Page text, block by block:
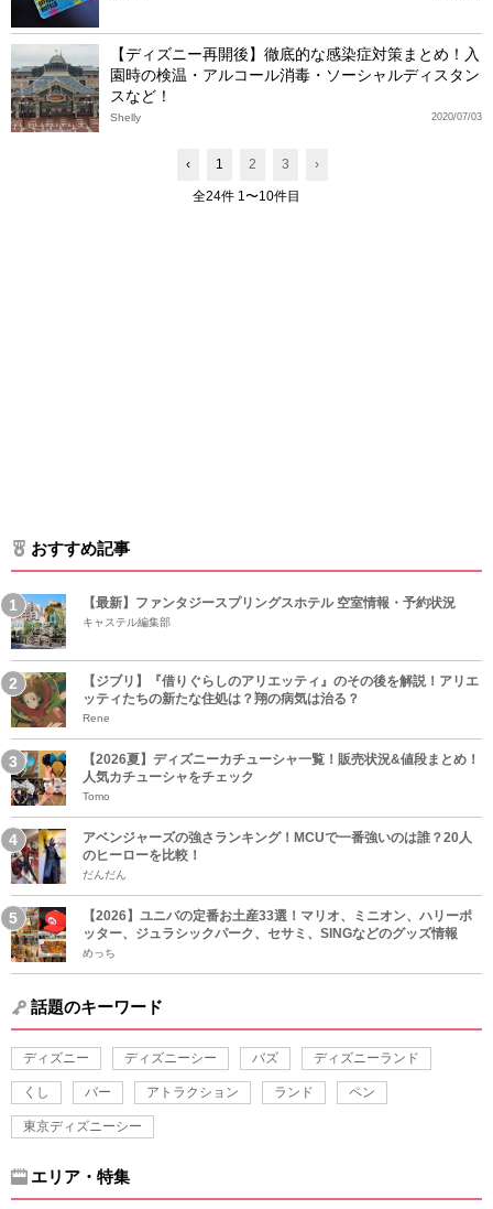
【ディズニー再開後】徹底的な感染症対策まとめ！入
園時の検温・アルコール消毒・ソーシャルディスタン
スなど！
2020/07/03
Shelly
‹ 1 2 3 ›
全24件 1〜10件目
おすすめ記事
【最新】ファンタジースプリングスホテル 空室情報・予約状況
キャステル編集部
【ジブリ】『借りぐらしのアリエッティ』のその後を解説！アリエ
ッティたちの新たな住処は？翔の病気は治る？
Rene
【2026夏】ディズニーカチューシャ一覧！販売状況&値段まとめ！
人気カチューシャをチェック
Tomo
アベンジャーズの強さランキング！MCUで一番強いのは誰？20人
のヒーローを比較！
だんだん
【2026】ユニバの定番お土産33選！マリオ、ミニオン、ハリーポ
ッター、ジュラシックパーク、セサミ、SINGなどのグッズ情報
めっち
話題のキーワード
ディズニー ディズニーシー バズ ディズニーランド
くし バー アトラクション ランド ペン
東京ディズニーシー
エリア・特集